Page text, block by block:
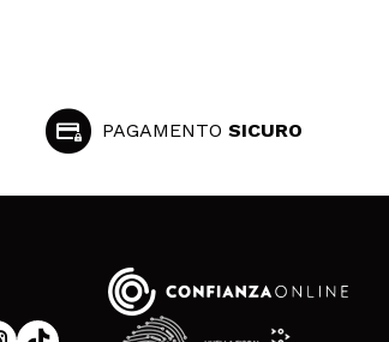
PAGAMENTO SICURO